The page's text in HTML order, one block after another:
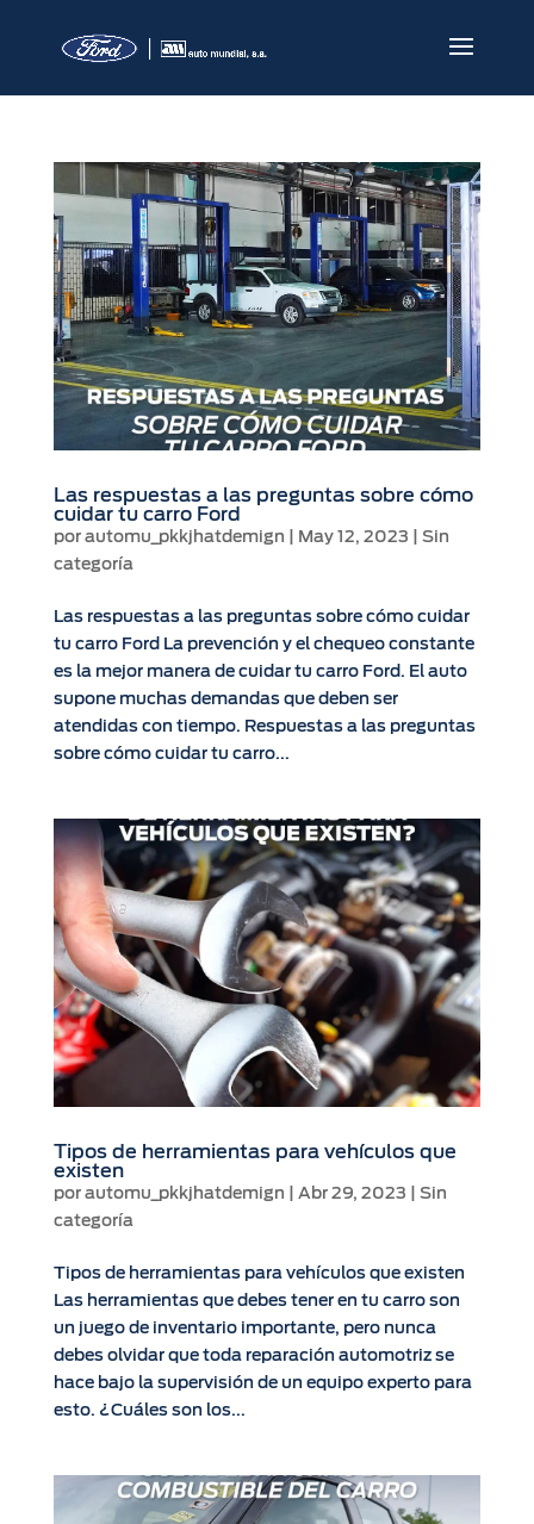
Las respuestas a las preguntas sobre cómo
cuidar tu carro Ford
por automu_pkkjhatdemign May 12, 2023
Sin
categoría
Las respuestas a las preguntas sobre cómo cuidar
tu carro Ford La prevención y el chequeo constante
es la mejor manera de cuidar tu carro Ford. El auto
supone muchas demandas que deben ser
atendidas con tiempo. Respuestas a las preguntas
sobre cómo cuidar tu carro...
Tipos de herramientas para vehículos que
existen
por automu_pkkjhatdemign Abr 29, 2023
Sin
categoría
Tipos de herramientas para vehículos que existen
Las herramientas que debes tener en tu carro son
un juego de inventario importante, pero nunca
debes olvidar que toda reparación automotriz se
hace bajo la supervisión de un equipo experto para
esto. ¿Cuáles son los...